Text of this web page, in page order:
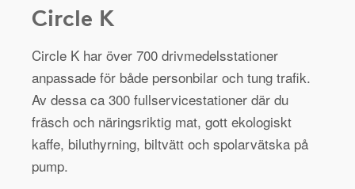
Circle K
Circle K har över 700 drivmedelsstationer
anpassade för både personbilar och tung trafik.
Av dessa ca 300 fullservicestationer där du
fräsch och näringsriktig mat, gott ekologiskt
kaffe, biluthyrning, biltvätt och spolarvätska på
pump.